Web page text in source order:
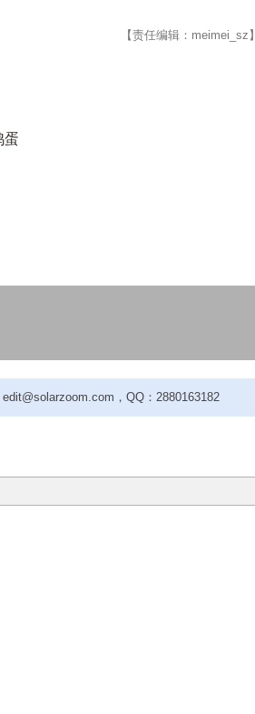
【责任编辑：meimei_sz】
蛋
，QQ：2880163182